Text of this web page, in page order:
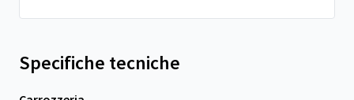
Specifiche tecniche